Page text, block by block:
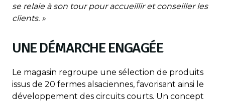
se relaie à son tour pour accueillir et conseiller les
clients. »
UNE DÉMARCHE ENGAGÉE
Le magasin regroupe une sélection de produits
issus de 20 fermes alsaciennes, favorisant ainsi le
développement des circuits courts. Un concept